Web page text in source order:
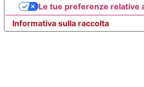
Informativa sulla raccolta
Le tue preferenze relative